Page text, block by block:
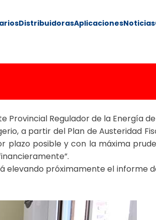
DistribuidorasAplicacionesNoticias
Provincial Regulador de la Energía
a partir del Plan de Austeridad
plazo posible y con la máxima
próximamente el informe